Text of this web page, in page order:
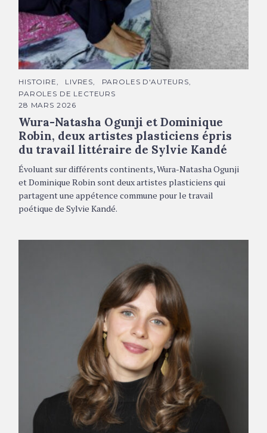
De gauche à droite : portraits de Wura-Natasha Ogunji ©
DR, et de Dominique Robin © Sylvain Durand
C
T
É
O
R
I
E
S
HISTOIRE LIVRES
PAROLES D'AUTEURS
PAROLES DE LECTEURS
28 MARS 2026
Wura-Natasha Ogunji et Dominique
Robin, deux artistes plasticiens épris
du travail littéraire de Sylvie Kandé
Évoluant sur différents continents, Wura-Natasha Ogunji
et Dominique Robin sont deux artistes plasticiens qui
partagent une appétence commune pour le travail
poétique de Sylvie Kandé.